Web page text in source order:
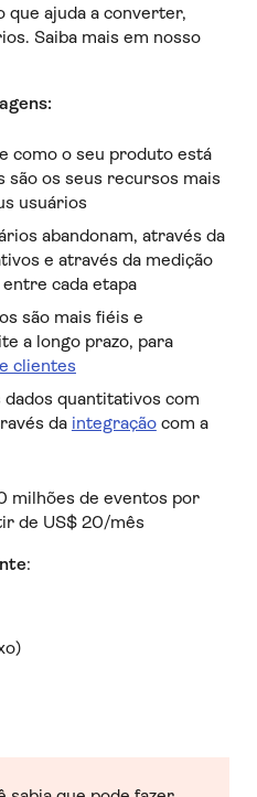
que ajuda a converter,
Saiba mais em nosso
como o seu produto está
são os seus recursos mais
usuários
abandonam, através da
e através da medição
cada etapa
são mais fiéis e
a longo prazo, para
clientes
quantitativos com
da integraçãocom a
milhões de eventos por
de US$ 20/mês
: